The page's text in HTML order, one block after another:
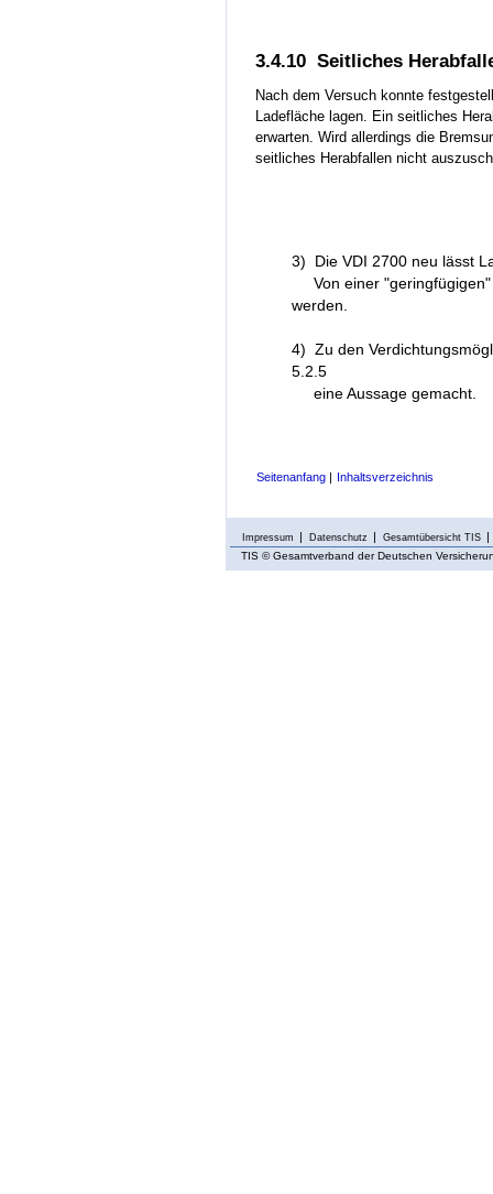
3.4.10 Seitliches
Nach dem Versuch konnte
Ladefläche lagen. Ein seitliches
erwarten. Wird allerdings die
seitliches Herabfallen nicht
3) Die VDI 2700 neu lässt
Von einer "geringfügigen"
werden.
4) Zu den
5.2.5
eine Aussage gemacht.
Seitenanfang Inhaltsverzeichnis
Impressum Datenschutz Gesamtübersicht TIS
TIS © Gesamtverband der Deutschen